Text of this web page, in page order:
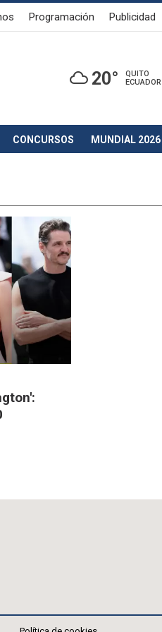
Programación Publicidad
20°
QUITO
ECUADOR
CONCURSOS MUNDIAL 2026